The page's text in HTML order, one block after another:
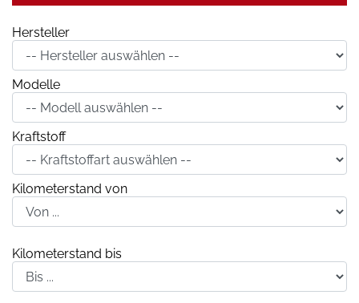
Hersteller
Modelle
Kraftstoff
Kilometerstand von
Kilometerstand bis